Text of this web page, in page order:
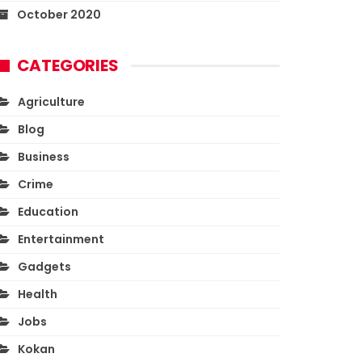
October 2020
CATEGORIES
Agriculture
Blog
Business
Crime
Education
Entertainment
Gadgets
Health
Jobs
Kokan